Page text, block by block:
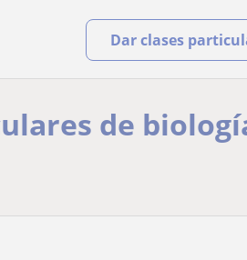
Dar clases
de